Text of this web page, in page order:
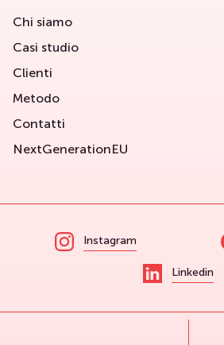
Chi siamo
Casi studio
Clienti
Metodo
Contatti
NextGenerationEU
Instagram
Linkedin